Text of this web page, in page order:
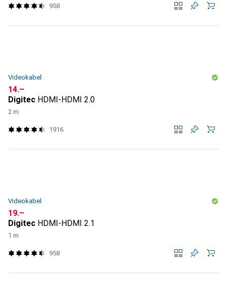
958
Videokabel
CHF
14.–
Digitec HDMI-HDMI 2.0
2 m
1916
Videokabel
CHF
19.–
Digitec HDMI-HDMI 2.1
1 m
958